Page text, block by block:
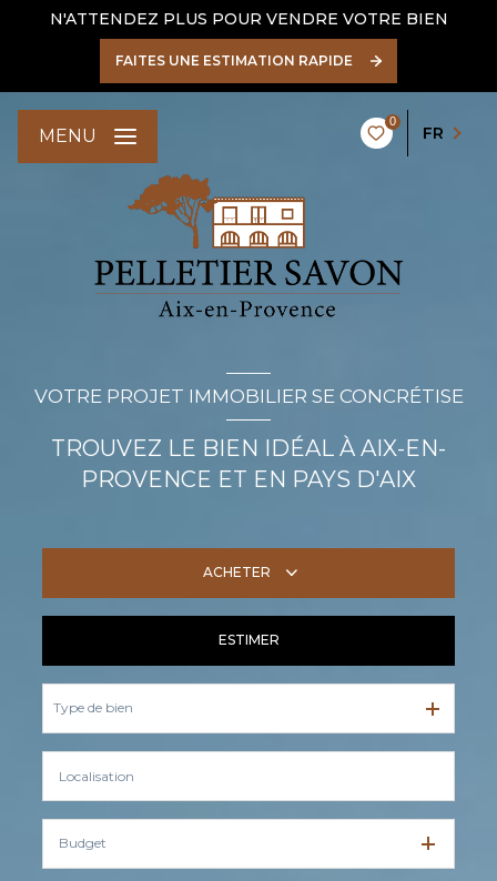
N'ATTENDEZ PLUS POUR VENDRE VOTRE BIEN
FAITES UNE ESTIMATION RAPIDE
0
FR
MENU
VOTRE PROJET IMMOBILIER SE CONCRÉTISE
TROUVEZ LE BIEN IDÉAL À AIX-EN-
PROVENCE ET EN PAYS D'AIX
ACHETER
ESTIMER
Type de bien
Budget